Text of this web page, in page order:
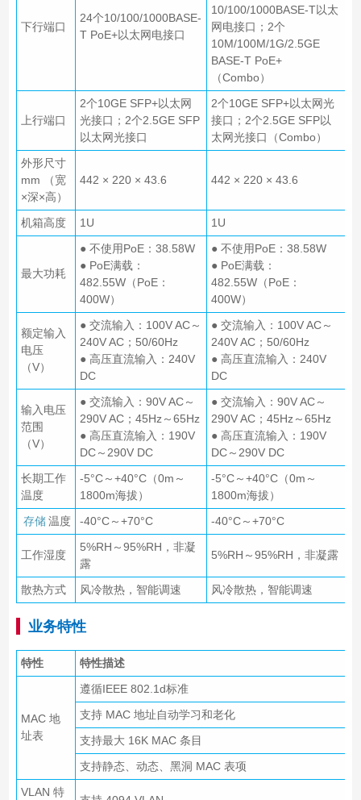
下行端口
24个10/100/1000BASE-
T PoE+以太网电接口
10/100/1000BASE-T以太
网电接口；2个
10M/100M/1G/2.5GE
BASE-T PoE+
（Combo）
上行端口
2个10GE SFP+以太网
光接口；2个2.5GE SFP
以太网光接口
2个10GE SFP+以太网光
接口；2个2.5GE SFP以
太网光接口（Combo）
外形尺寸
mm （宽
×深×高）
442 × 220 × 43.6 442 × 220 × 43.6
机箱高度 1U 1U
最大功耗
● 不使用PoE：38.58W
● PoE满载：
482.55W（PoE：
400W）
● 不使用PoE：38.58W
● PoE满载：
482.55W（PoE：
400W）
额定输入
电压
（V）
● 交流输入：100V AC～
240V AC；50/60Hz
● 高压直流输入：240V
DC
● 交流输入：100V AC～
240V AC；50/60Hz
● 高压直流输入：240V
DC
输入电压
范围
（V）
● 交流输入：90V AC～
290V AC；45Hz～65Hz
● 高压直流输入：190V
DC～290V DC
● 交流输入：90V AC～
290V AC；45Hz～65Hz
● 高压直流输入：190V
DC～290V DC
长期工作
温度
-5°C～+40°C（0m～
1800m海拔）
-5°C～+40°C（0m～
1800m海拔）
存储 温度 -40°C～+70°C -40°C～+70°C
工作湿度
5%RH～95%RH，非凝
露
5%RH～95%RH，非凝露
散热方式 风冷散热，智能调速 风冷散热，智能调速
业务特性
特性 特性描述
MAC 地
址表
遵循IEEE 802.1d标准
支持 MAC 地址自动学习和老化
支持最大 16K MAC 条目
支持静态、动态、黑洞 MAC 表项
VLAN 特